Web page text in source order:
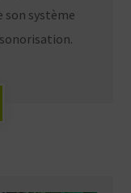
son système